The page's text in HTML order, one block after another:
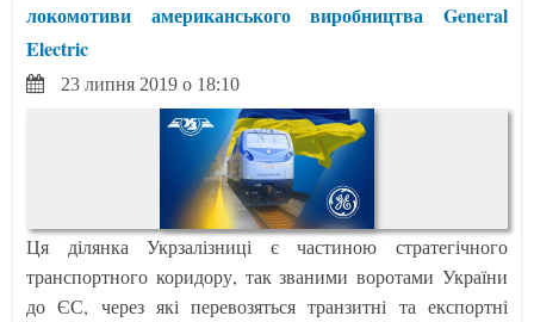
локомотиви американського виробництва General
Electric
23 липня 2019 о 18:10
Ця ділянка Укрзалізниці є частиною стратегічного
транспортного коридору, так званими воротами України
до ЄС, через які перевозяться транзитні та експортні